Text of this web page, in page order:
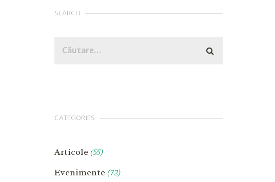
SEARCH
CATEGORIES
Articole (55)
Evenimente (72)